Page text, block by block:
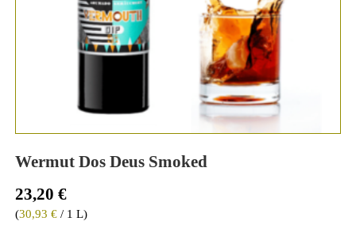
Wermut Dos Deus Smoked
23,20 €
(30,93 €/ 1 L)